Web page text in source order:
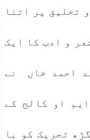
تخلیق پر اتنا
و ادب کا ایک
احمد خاں نے
او کالج کے
تحریک کو با